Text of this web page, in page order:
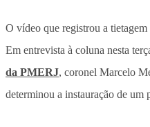
O vídeo que registrou a
Em entrevista à coluna nesta
da PMERJ, coronel Marcelo
determinou a instauração de um